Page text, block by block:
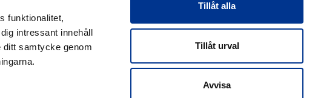
funktionalitet,
intressant innehåll
ditt samtycke genom
Tillåt alla
Tillåt urval
Avvisa
UPPFÖRANDEKOD
CODE OF CONDUCT SUPPLIER
PRIVACY POLICY
COOKIE POLICY